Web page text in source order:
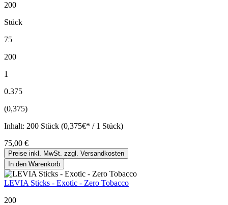
200
Stück
75
200
1
0.375
(0,375)
Inhalt: 200 Stück (0,375€* / 1 Stück)
75,00 €
Preise inkl. MwSt. zzgl. Versandkosten
In den Warenkorb
LEVIA Sticks - Exotic - Zero Tobacco
200